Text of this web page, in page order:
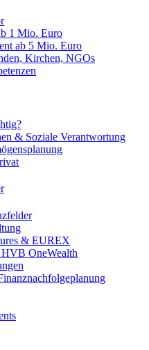
1 Mio. Euro
ab 5 Mio. Euro
Kirchen, NGOs
& Soziale Verantwortung
& EUREX
OneWealth